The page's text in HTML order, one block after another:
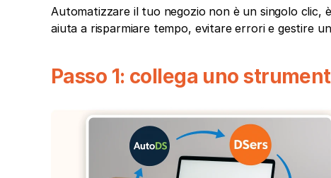
Automatizzare il tuo negozio non è un singolo clic,
aiuta a risparmiare tempo, evitare errori e gestire
Passo 1: collega uno